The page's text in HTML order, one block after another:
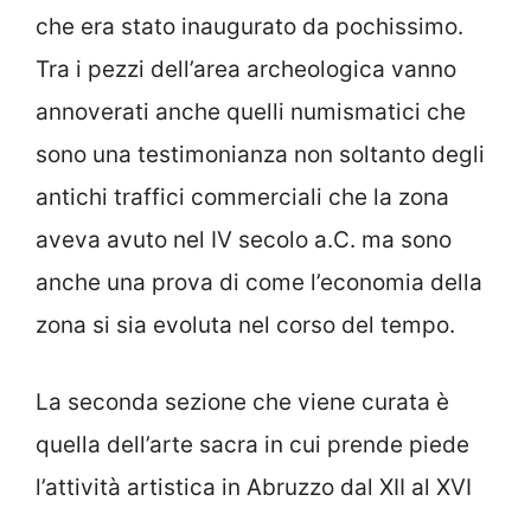
che era stato inaugurato da pochissimo.
Tra i pezzi dell’area archeologica vanno
annoverati anche quelli numismatici che
sono una testimonianza non soltanto degli
antichi traffici commerciali che la zona
aveva avuto nel IV secolo a.C. ma sono
anche una prova di come l’economia della
zona si sia evoluta nel corso del tempo.
La seconda sezione che viene curata è
quella dell’arte sacra in cui prende piede
l’attività artistica in Abruzzo dal XII al XVI